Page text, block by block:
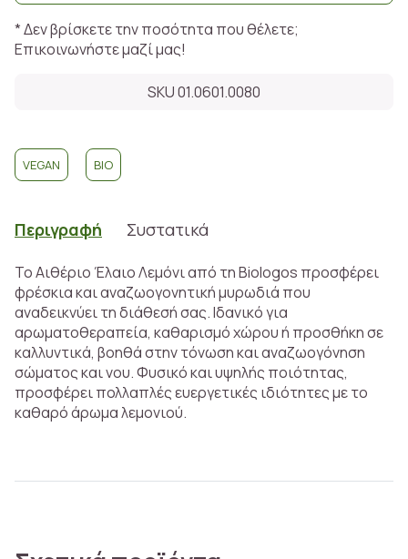
* Δεν βρίσκετε την ποσότητα που θέλετε;
Επικοινωνήστε μαζί μας!
SKU 01.0601.0080
VEGAN BIO
Περιγραφή Συστατικά
Το Αιθέριο Έλαιο Λεμόνι από τη Biologos προσφέρει
φρέσκια και αναζωογονητική μυρωδιά που
αναδεικνύει τη διάθεσή σας. Ιδανικό για
αρωματοθεραπεία, καθαρισμό χώρου ή προσθήκη σε
καλλυντικά, βοηθά στην τόνωση και αναζωογόνηση
σώματος και νου. Φυσικό και υψηλής ποιότητας,
προσφέρει πολλαπλές ευεργετικές ιδιότητες με το
καθαρό άρωμα λεμονιού.